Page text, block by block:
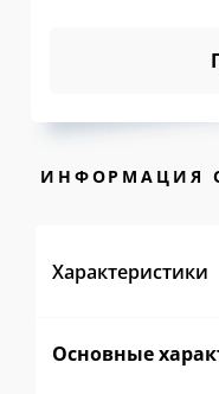
ИНФОРМАЦИЯ
Характеристики
Основные